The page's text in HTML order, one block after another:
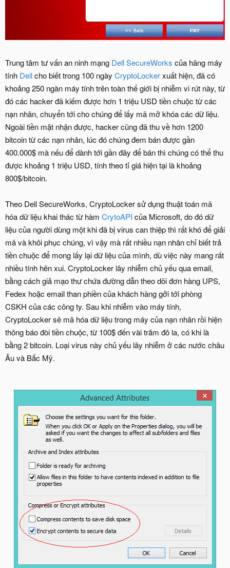
Trung tâm tư vấn an ninh mạng Dell SecureWorks của hãng máy
tính Dellcho biết trong 100 ngày CryptoLockerxuất hiện, đã có
khoảng 250 ngàn máy tính trên toàn thế giới bị nhiễm vi rút này, từ
đó các hacker đã kiếm được hơn 1 triệu USD tiền chuộc từ các
nạn nhân, chuyển tới cho chúng để lấy mã mở khóa các dữ liệu.
Ngoài tiền mặt nhận được, hacker cũng đã thu về hơn 1200
bitcoin từ các nạn nhân, lúc đó chúng đem bán được gần
400.000$ mà nếu để dành tới gần đây để bán thì chúng có thể thu
được khoảng 1 triệu USD, tính theo tỉ giá hiện tại là khoảng
800$/bitcoin.
Theo Dell SecureWorks, CryptoLocker sử dụng thuật toán mã
hóa dữ liệu khai thác từ hàm CrytoAPI của Microsoft, do đó dữ
liệu của người dùng một khi đã bị virus can thiệp thì rất khó để giải
mã và khôi phục chúng, vì vậy mà rất nhiều nạn nhân chỉ biết trả
tiền chuộc để mong lấy lại dữ liệu của mình, dù việc này mang rất
nhiều tính hên xui. CryptoLocker lây nhiễm chủ yếu qua email,
bằng cách giả mạo thư chứa đường dẫn theo dõi đơn hàng UPS,
Fedex hoặc email than phiền của khách hàng gởi tới phòng
CSKH của các công ty. Sau khi nhiễm vào máy tính,
CryptoLocker sẽ mã hóa dữ liệu trong máy của nạn nhân rồi hiện
thông báo đòi tiền chuộc, từ 100$ đến vài trăm đô la, có khi là
bằng 2 bitcoin. Loại virus này chủ yếu lây nhiễm ở các nước châu
Âu và Bắc Mỹ.